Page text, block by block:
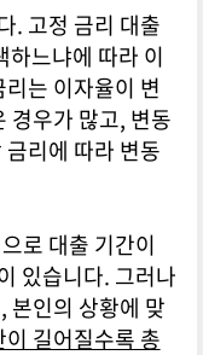
. 고정 금리 대출
하느냐에 따라 이
는 이자율이 변
경우가 많고, 변동
리에 따라 변동
로 대출 기간이
있습니다. 그러나
본인의 상황에 맞
길어질수록 총